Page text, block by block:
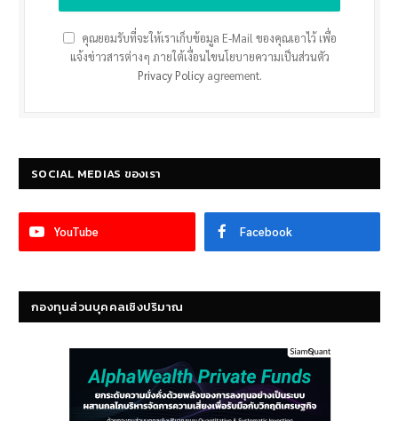
คุณยอมรับที่จะให้เราเก็บข้อมูล E-Mail ของคุณเอาไว้ เพื่อ
แจ้งข่าวสารต่างๆ ภายใต้เงื่อนไขนโยบายความเป็นส่วนตัว
Privacy Policyagreement.
SOCIAL MEDIAS ของเรา
YouTube Facebook
กองทุนส่วนบุคคลเชิงปริมาณ